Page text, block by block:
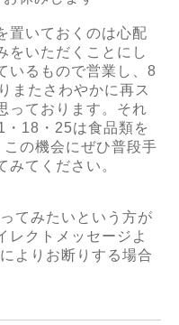
置いておくのは心配
をいただくことにし
いるもので営業し、8
またさわやかに再ス
っております。それ
18・25は食品類を
の機会にぜひ普段手
みてください。
てみたいという方が
レクトメッセージよ
よりお断りする場合